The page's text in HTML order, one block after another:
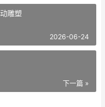
雕塑
2026-06-24
下一篇 »